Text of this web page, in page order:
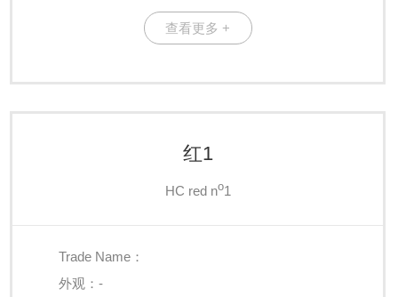
查看更多 +
红1
HC red no1
Trade Name：
外观：-